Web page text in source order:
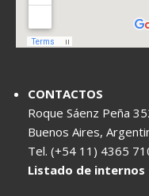
CONTACTOS
Roque Sáenz Peña
Buenos Aires,
Tel. (+54 11)
Listado de internos